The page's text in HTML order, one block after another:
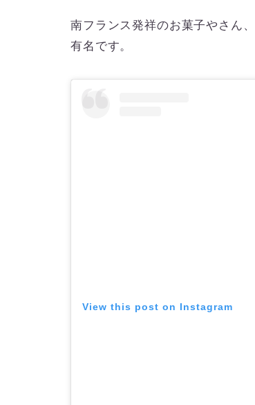
南フランス発祥のお菓子やさん、
有名です。
View this post on Instagram